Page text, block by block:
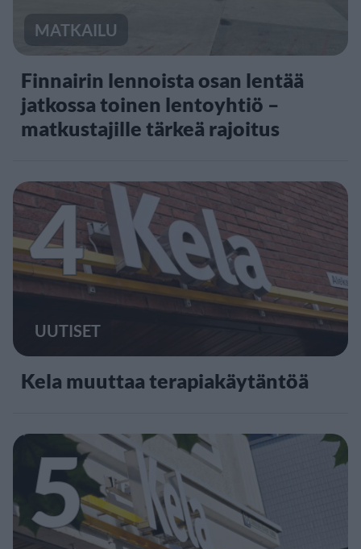
MATKAILU
Finnairin lennoista osan lentää
jatkossa toinen lentoyhtiö –
matkustajille tärkeä rajoitus
4
UUTISET
Kela muuttaa terapiakäytäntöä
5